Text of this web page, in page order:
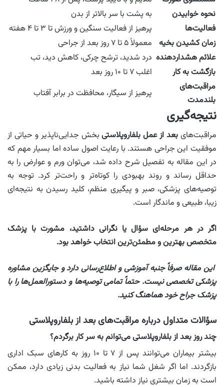
نحوه خوابیدن
به پشت با سر بالاتر از بدن
فعالیت‌ها
پرهیز از فعالیت سنگین و ورزش تا ۳ تا ۴ هفته
زمان کشیدن بخیه معمولاً ۵ تا ۷ روز بعد از جراحی
علائم هشداردهنده درد شدید، ترشح چرکی، کاهش دید، تب
بازگشت به کار
اغلب ۷ تا ۱۰ روز بعد
مراقبت‌های
بلندمدت
پرهیز از سیگار، محافظت در برابر آفتاب
نتیجه‌گیری
مراقبت‌هایبعد از عمل بلفاروپلاستیبخش جدایی‌ناپذیر و حیاتی از
موفقیت این جراحی هستند. با رعایت اصول ساده اما بسیار مهم که
در این مقاله به تفصیل شرح داده شد، می‌توان ورم و عوارض را به
حداقل رساند و روند بهبودی را کوتاه‌تر و راحت‌تر کرد. توجه به
توصیه‌های پزشکی، صبر و پیگیری منظم، کلید رسیدن به نتیجه‌ای
زیبا، طبیعی و ماندگار است.
اگر در هر مرحله‌ای سؤال یا نگرانی داشتید، مشورت با پزشک
متخصص بهترین و مطمئن‌ترین انتخاب خواهد بود.
این مقاله صرفاً جنبه آموزشی و اطلاع‌رسانی دارد و جایگزین مشاوره
پزشکی تخصصی نیست. حتماً تمامی توصیه‌ها و دستورالعمل‌ها را با
پزشک جراح خود هماهنگ کنید.
سؤالات متداول درباره مراقبت‌های بعد از بلفاروپلاستی
چند روز بعد از بلفاروپلاستی می‌توانم به سر کار برگردم؟
بیشتر بیماران می‌توانند پس از ۷ تا ۱۰ روز به کارهای سبک اداری
بازگردند. اما اگر شغل شما نیاز به فعالیت بدنی زیادی دارد، ممکن
است به زمان بیشتری نیاز داشته باشید.